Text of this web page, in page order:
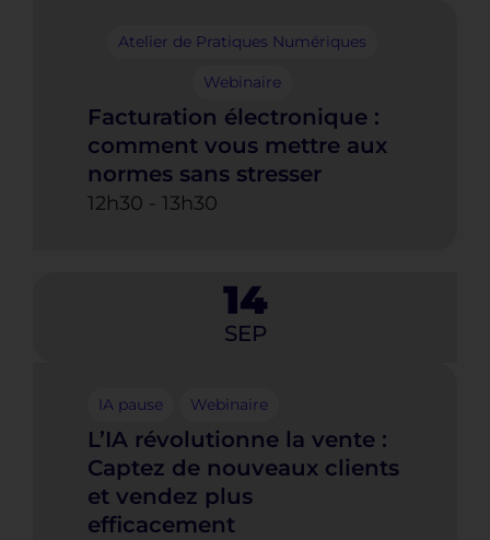
Atelier de Pratiques Numériques
Webinaire
Facturation électronique :
comment vous mettre aux
normes sans stresser
12h30 - 13h30
14
SEP
IA pause Webinaire
L’IA révolutionne la vente :
Captez de nouveaux clients
et vendez plus
efficacement